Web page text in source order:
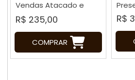
Vendas Atacado e
Varejo
R$ 235,00
COMPRAR
R$